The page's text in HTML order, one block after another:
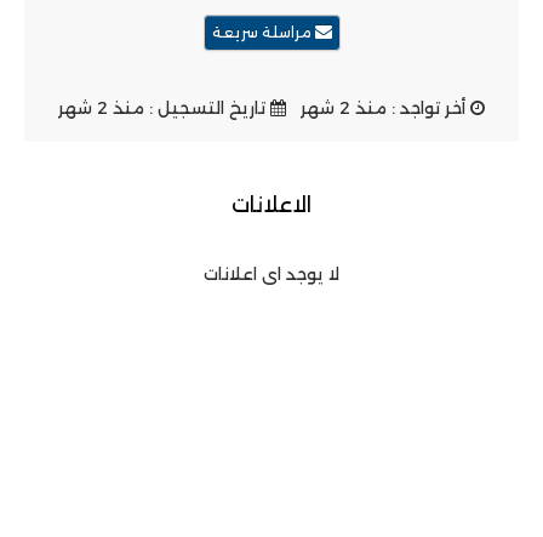
مراسلة سريعة
أخر تواجد : منذ 2 شهر تاريخ التسجيل : منذ 2 شهر
الاعلانات
لا يوجد اى اعلانات